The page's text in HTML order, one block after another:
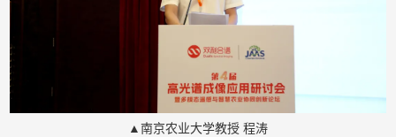
▲南京农业大学教授 程涛